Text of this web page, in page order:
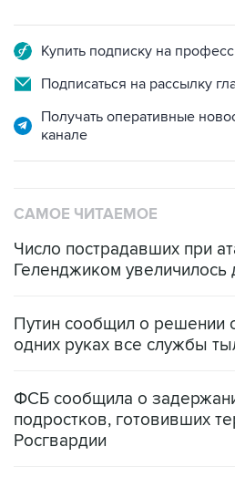
Купить подписку на
Подписаться на рассылку
Получать оперативные
канале
САМОЕ ЧИТАЕМОЕ
Число пострадавших при
Геленджиком
Путин сообщил о решении
одних руках все службы
ФСБ сообщила о
подростков, готовивших
Росгвардии